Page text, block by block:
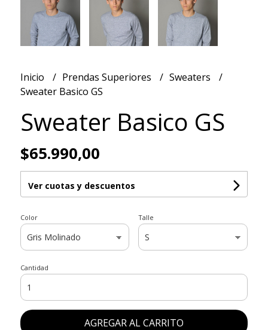
Inicio Prendas Superiores
Sweaters
Sweater Basico GS
Sweater Basico GS
$65.990,00
Ver cuotas y descuentos
Color Talle
Cantidad
AGREGAR AL CARRITO